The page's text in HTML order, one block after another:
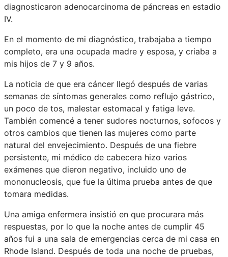
diagnosticaron adenocarcinoma de páncreas en estadio
IV.
En el momento de mi diagnóstico, trabajaba a tiempo
completo, era una ocupada madre y esposa, y criaba a
mis hijos de 7 y 9 años.
La noticia de que era cáncer llegó después de varias
semanas de síntomas generales como reflujo gástrico,
un poco de tos, malestar estomacal y fatiga leve.
También comencé a tener sudores nocturnos, sofocos y
otros cambios que tienen las mujeres como parte
natural del envejecimiento. Después de una fiebre
persistente, mi médico de cabecera hizo varios
exámenes que dieron negativo, incluido uno de
mononucleosis, que fue la última prueba antes de que
tomara medidas.
Una amiga enfermera insistió en que procurara más
respuestas, por lo que la noche antes de cumplir 45
años fui a una sala de emergencias cerca de mi casa en
Rhode Island. Después de toda una noche de pruebas,